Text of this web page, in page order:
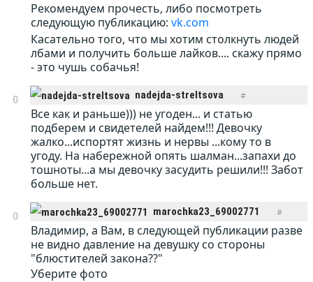
Рекомендуем прочесть, либо посмотреть
следующую публикацию: vk.com
Касательно того, что мы хотим столкнуть людей
лбами и получить больше лайков.... скажу прямо
- это чушь собачья!
0 nadejda-streltsova #
20:22 07.06.2017
Все как и раньше))) не угоден... и статью
подберем и свидетелей найдем!!! Девочку
жалко...испортят жизнь и нервы ...кому то в
угоду. На набережной опять шалман...запахи до
тошноты...а мы девочку засудить решили!!! Забот
больше нет.
0 marochka23_69002771 #
21:57 07.06.2017 ОТВЕТИТЬ
Владимир, а Вам, в следующей публикации разве
не видно давление на девушку со стороны
"блюстителей закона??"
Уберите фото